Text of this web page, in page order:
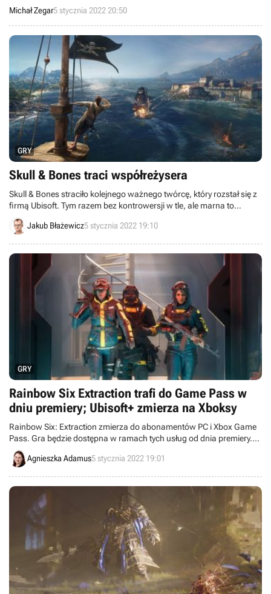
Niewykluczone, że obok zapowiedzianego niedawno Star Wars:
Eclipse dostaniemy również grę osadzoną w średniowiecznych
realiach fantasy.
Michał Zegar5 stycznia 2022 20:50
GRY
Skull & Bones traci współreżysera
Skull & Bones straciło kolejnego ważnego twórcę, który rozstał się z
firmą Ubisoft. Tym razem bez kontrowersji w tle, ale marna to
pociecha dla graczy czekających na piracki sandbox.
Jakub Błażewicz5 stycznia 2022 19:10
GRY
Rainbow Six Extraction trafi do Game Pass w
dniu premiery; Ubisoft+ zmierza na Xboksy
Rainbow Six: Extraction zmierza do abonamentów PC i Xbox Game
Pass. Gra będzie dostępna w ramach tych usług od dnia premiery.
Dodatkowo podano również, że subskrypcja Ubisoft+ trafi na
konsole Xbox.
Agnieszka Adamus5 stycznia 2022 19:01